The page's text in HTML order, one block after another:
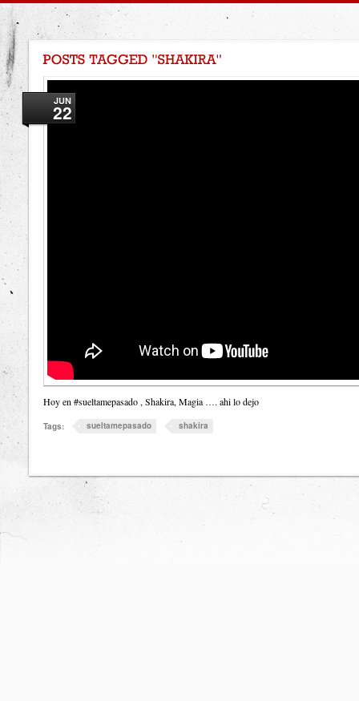
JUN
22
Hoy en #sueltamepasado , Shakira, Magia …. ahi lo dejo
Tags: sueltamepasado shakira